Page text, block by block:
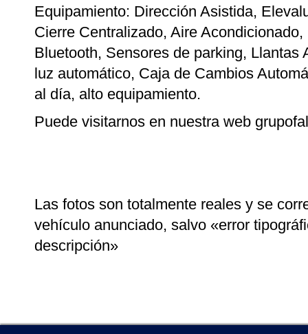
Equipamiento: Dirección Asistida,
Cierre Centralizado, Aire
Bluetooth, Sensores de parking, Llantas
luz automático, Caja de Cambios
al día, alto equipamiento.
Puede visitarnos en nuestra web
Las fotos son totalmente reales y se
vehículo anunciado, salvo «error
descripción»